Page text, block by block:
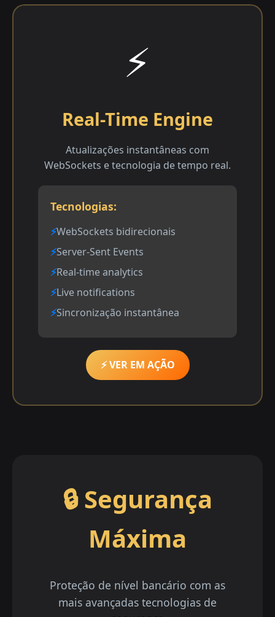
⚡
Real-Time Engine
Atualizações instantâneas com
WebSockets e tecnologia de tempo real.
Tecnologias:
WebSockets bidirecionais
Server-Sent Events
Real-time analytics
Live notifications
Sincronização instantânea
⚡ VER EM AÇÃO
🔒 Segurança
Máxima
Proteção de nível bancário com as
mais avançadas tecnologias de